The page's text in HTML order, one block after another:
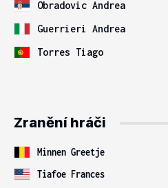
Obradovic Andrea
Guerrieri Andrea
Torres Tiago
Zranění hráči
Minnen Greetje
Tiafoe Frances